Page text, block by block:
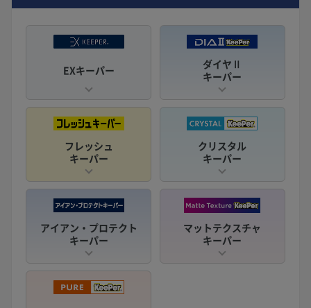
EXキーパー
ダイヤⅡ
キーパー
フレッシュ
キーパー
クリスタル
キーパー
アイアン・プロテクト
キーパー
マットテクスチャ
キーパー